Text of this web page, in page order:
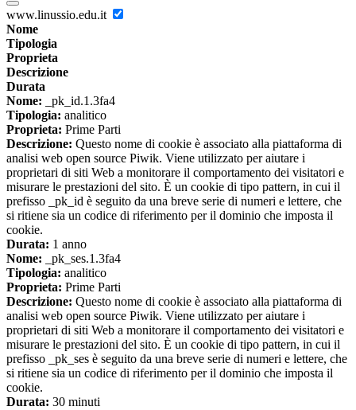
www.linussio.edu.it
Nome
Tipologia
Proprieta
Descrizione
Durata
Nome: _pk_id.1.3fa4
Tipologia: analitico
Proprieta: Prime Parti
Descrizione: Questo nome di cookie è associato alla piattaforma di
analisi web open source Piwik. Viene utilizzato per aiutare i
proprietari di siti Web a monitorare il comportamento dei visitatori e
misurare le prestazioni del sito. È un cookie di tipo pattern, in cui il
prefisso _pk_id è seguito da una breve serie di numeri e lettere, che
si ritiene sia un codice di riferimento per il dominio che imposta il
cookie.
Durata: 1 anno
Nome: _pk_ses.1.3fa4
Tipologia: analitico
Proprieta: Prime Parti
Descrizione: Questo nome di cookie è associato alla piattaforma di
analisi web open source Piwik. Viene utilizzato per aiutare i
proprietari di siti Web a monitorare il comportamento dei visitatori e
misurare le prestazioni del sito. È un cookie di tipo pattern, in cui il
prefisso _pk_ses è seguito da una breve serie di numeri e lettere, che
si ritiene sia un codice di riferimento per il dominio che imposta il
cookie.
Durata: 30 minuti